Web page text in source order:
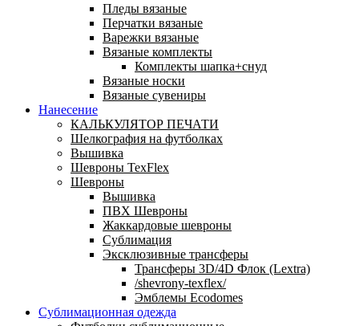
Пледы вязаные
Перчатки вязаные
Варежки вязаные
Вязаные комплекты
Комплекты шапка+снуд
Вязаные носки
Вязаные сувениры
Нанесение
КАЛЬКУЛЯТОР ПЕЧАТИ
Шелкография на футболках
Вышивка
Шевроны TexFlex
Шевроны
Вышивка
ПВХ Шевроны
Жаккардовые шевроны
Сублимация
Эксклюзивные трансферы
Трансферы 3D/4D Флок (Lextra)
/shevrony-texflex/
Эмблемы Ecodomes
Сублимационная одежда